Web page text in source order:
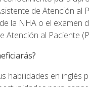
de Atención al
la NHA o el examen
Atención al Paciente
habilidades en inglés